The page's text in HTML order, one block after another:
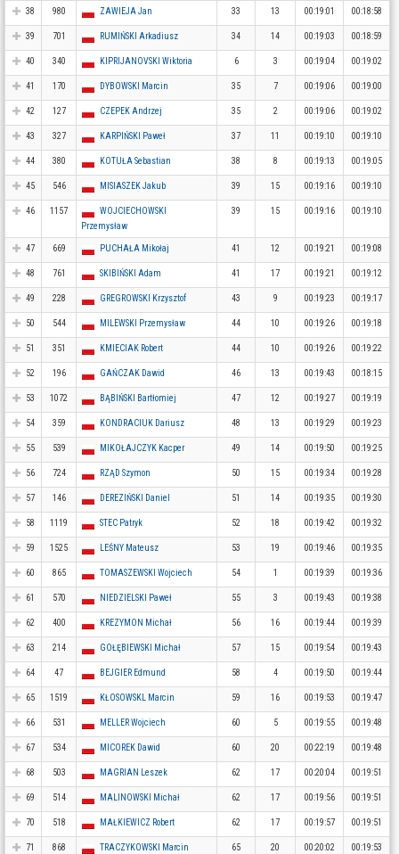
38 980 ZAWIEJA Jan 33 13 00:19:01 00:18:58
39 701 RUMIŃSKI Arkadiusz 34 14 00:19:03 00:18:59
40 340 KIPRIJANOVSKI Wiktoria 6 3 00:19:04 00:19:02
41 170 DYBOWSKI Marcin 35 7 00:19:06 00:19:00
42 127 CZEPEK Andrzej 35 2 00:19:06 00:19:02
43 327 KARPIŃSKI Paweł 37 11 00:19:10 00:19:10
44 380 KOTUŁA Sebastian 38 8 00:19:13 00:19:05
45 546 MISIASZEK Jakub 39 15 00:19:16 00:19:10
46 1157
WOJCIECHOWSKI
Przemysław
39 15 00:19:16 00:19:10
47 669 PUCHAŁA Mikołaj 41 12 00:19:21 00:19:08
48 761 SKIBIŃSKI Adam 41 17 00:19:21 00:19:12
49 228 GREGROWSKI Krzysztof 43 9 00:19:23 00:19:17
50 544 MILEWSKI Przemysław 44 10 00:19:26 00:19:18
51 351 KMIECIAK Robert 44 10 00:19:26 00:19:22
52 196 GAŃCZAK Dawid 46 13 00:19:43 00:18:15
53 1072 BĄBIŃSKI Bartłomiej 47 12 00:19:27 00:19:19
54 359 KONDRACIUK Dariusz 48 13 00:19:29 00:19:23
55 539 MIKOŁAJCZYK Kacper 49 14 00:19:50 00:19:25
56 724 RZĄD Szymon 50 15 00:19:34 00:19:28
57 146 DEREZIŃSKI Daniel 51 14 00:19:35 00:19:30
58 1119 STEC Patryk 52 18 00:19:42 00:19:32
59 1525 LEŚNY Mateusz 53 19 00:19:46 00:19:35
60 865 TOMASZEWSKI Wojciech 54 1 00:19:39 00:19:36
61 570 NIEDZIELSKI Paweł 55 3 00:19:43 00:19:38
62 400 KREZYMON Michał 56 16 00:19:44 00:19:39
63 214 GOŁĘBIEWSKI Michał 57 15 00:19:54 00:19:43
64 47 BEJGIER Edmund 58 4 00:19:50 00:19:44
65 1519 KŁOSOWSKL Marcin 59 16 00:19:53 00:19:47
66 531 MELLER Wojciech 60 5 00:19:55 00:19:48
67 534 MICOREK Dawid 60 20 00:22:19 00:19:48
68 503 MAGRIAN Leszek 62 17 00:20:04 00:19:51
69 514 MALINOWSKI Michał 62 17 00:19:56 00:19:51
70 518 MAŁKIEWICZ Robert 62 17 00:19:57 00:19:51
71 868 TRACZYKOWSKI Marcin 65 20 00:20:02 00:19:53